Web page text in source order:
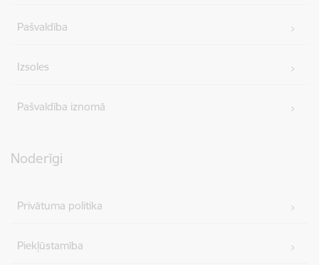
Pašvaldība
Izsoles
Pašvaldība iznomā
Noderīgi
Privātuma politika
Piekļūstamība